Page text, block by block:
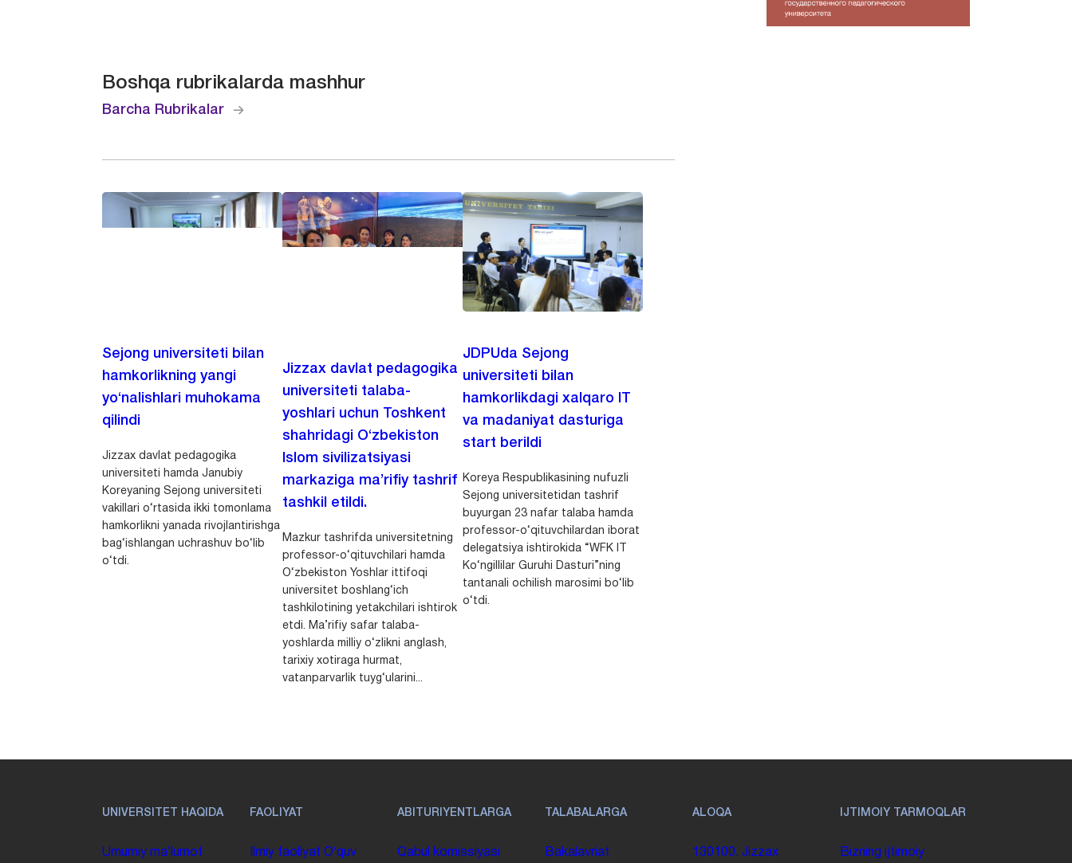
Boshqa rubrikalarda mashhur
Barcha Rubrikalar
Sejong universiteti bilan
hamkorlikning yangi
yo‘nalishlari muhokama
qilindi
Jizzax davlat pedagogika
universiteti hamda Janubiy
Koreyaning Sejong universiteti
vakillari o‘rtasida ikki tomonlama
hamkorlikni yanada rivojlantirishga
bag‘ishlangan uchrashuv bo‘lib
o‘tdi.
Jizzax davlat pedagogika
universiteti talaba-
yoshlari uchun Toshkent
shahridagi O‘zbekiston
Islom sivilizatsiyasi
markaziga ma’rifiy tashrif
tashkil etildi.
Mazkur tashrifda universitetning
professor-o‘qituvchilari hamda
O‘zbekiston Yoshlar ittifoqi
universitet boshlang‘ich
tashkilotining yetakchilari ishtirok
etdi. Ma’rifiy safar talaba-
yoshlarda milliy o‘zlikni anglash,
tarixiy xotiraga hurmat,
vatanparvarlik tuyg‘ularini...
JDPUda Sejong
universiteti bilan
hamkorlikdagi xalqaro IT
va madaniyat dasturiga
start berildi
Koreya Respublikasining nufuzli
Sejong universitetidan tashrif
buyurgan 23 nafar talaba hamda
professor-o‘qituvchilardan iborat
delegatsiya ishtirokida “WFK IT
Ko‘ngillilar Guruhi Dasturi”ning
tantanali ochilish marosimi bo‘lib
o‘tdi.
UNIVERSITET HAQIDA
Umumiy maʼlumot
FAOLIYAT
Ilmiy faoliyat Oʻquv
ABITURIYENTLARGA
Qabul komissiyasi
TALABALARGA
Bakalavriat
ALOQA
130100. Jizzax
IJTIMOIY TARMOQLAR
Bizning ijtimoiy